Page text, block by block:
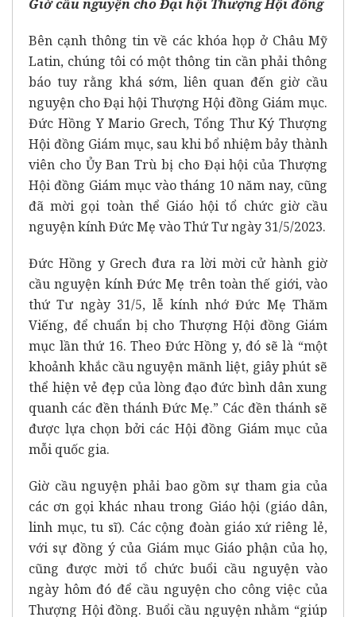
Giờ cầu nguyện cho Đại hội Thượng Hội đồng
Bên cạnh thông tin về các khóa họp ở Châu Mỹ
Latin, chúng tôi có một thông tin cần phải thông
báo tuy rằng khá sớm, liên quan đến giờ cầu
nguyện cho Đại hội Thượng Hội đồng Giám mục.
Đức Hồng Y Mario Grech, Tổng Thư Ký Thượng
Hội đồng Giám mục, sau khi bổ nhiệm bảy thành
viên cho Ủy Ban Trù bị cho Đại hội của Thượng
Hội đồng Giám mục vào tháng 10 năm nay, cũng
đã mời gọi toàn thể Giáo hội tổ chức giờ cầu
nguyện kính Đức Mẹ vào Thứ Tư ngày 31/5/2023.
Đức Hồng y Grech đưa ra lời mời cử hành giờ
cầu nguyện kính Đức Mẹ trên toàn thế giới, vào
thứ Tư ngày 31/5, lễ kính nhớ Đức Mẹ Thăm
Viếng, để chuẩn bị cho Thượng Hội đồng Giám
mục lần thứ 16. Theo Đức Hồng y, đó sẽ là “một
khoảnh khắc cầu nguyện mãnh liệt, giây phút sẽ
thể hiện vẻ đẹp của lòng đạo đức bình dân xung
quanh các đền thánh Đức Mẹ.” Các đền thánh sẽ
được lựa chọn bởi các Hội đồng Giám mục của
mỗi quốc gia.
Giờ cầu nguyện phải bao gồm sự tham gia của
các ơn gọi khác nhau trong Giáo hội (giáo dân,
linh mục, tu sĩ). Các cộng đoàn giáo xứ riêng lẻ,
với sự đồng ý của Giám mục Giáo phận của họ,
cũng được mời tổ chức buổi cầu nguyện vào
ngày hôm đó để cầu nguyện cho công việc của
Thượng Hội đồng. Buổi cầu nguyện nhằm “giúp